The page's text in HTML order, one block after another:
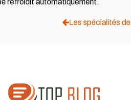
refroidit automatiquement.
Les spécialités